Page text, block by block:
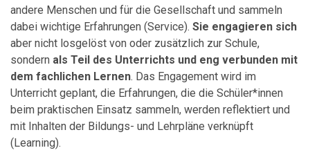
andere Menschen und für die Gesellschaft und sammeln
dabei wichtige Erfahrungen (Service). Sie engagieren sich
aber nicht losgelöst von oder zusätzlich zur Schule,
sondern als Teil des Unterrichts und eng verbunden mit
dem fachlichen Lernen. Das Engagement wird im
Unterricht geplant, die Erfahrungen, die die Schüler*innen
beim praktischen Einsatz sammeln, werden reflektiert und
mit Inhalten der Bildungs- und Lehrpläne verknüpft
(Learning).